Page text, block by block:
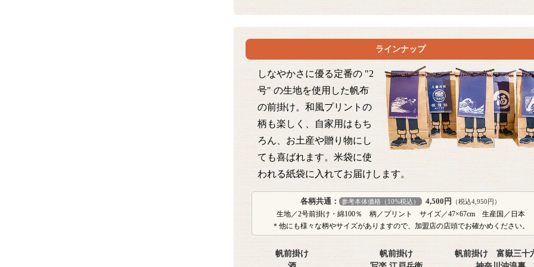
ラインナップ
しなやかさに優る定番の "2
号" の生地を使用した帆布
の前掛け。和風プリントの
柄も楽しく、自家用はもち
ろん、お土産や贈り物にし
ても喜ばれます。米袋に使
われる紙袋に入れてお届けします。
各柄共通： 参考本体価格（10%税込） 4,500円 （税込4,950円）
生地／2号前掛け・綿100％ 柄／プリント サイズ／47×67cm 生産国／日本
＊他にも様々な柄やサイズがありますので、加盟店の店頭でお確かめください。
帆前掛け
帆前掛け
帆前掛け 富嶽三十